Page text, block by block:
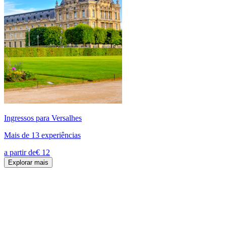
Ingressos para Versalhes
Mais de 13 experiências
a partir de€ 12
Explorar mais